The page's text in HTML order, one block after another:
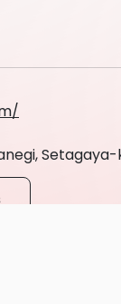
⽇（金）23:59
8⽇（月）23:59
公演前⽇23:59ま